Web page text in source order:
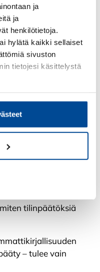
ja
ja
henkilötietoja.
hylätä kaikki sellaiset
sivuston
tietojesi käsittelystä
sujui erinomaisesti
hyväksytyn
tilinpäätöksiä
– tulee vain